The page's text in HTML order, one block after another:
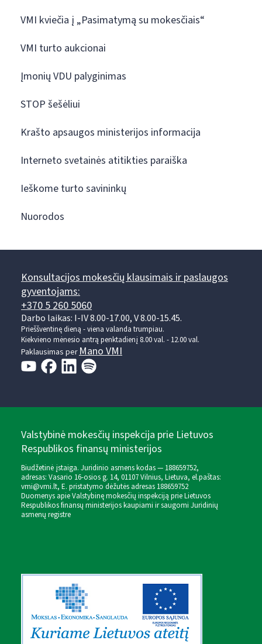
VMI kviečia į „Pasimatymą su mokesčiais“
VMI turto aukcionai
Įmonių VDU palyginimas
STOP šešėliui
Krašto apsaugos ministerijos informacija
Interneto svetainės atitikties paraiška
Ieškome turto savininkų
Nuorodos
Konsultacijos mokesčių klausimais ir paslaugos
gyventojams:
+370 5 260 5060
Darbo laikas: I-IV 8.00-17.00, V 8.00-15.45.
Prieššventinę dieną - viena valanda trumpiau.
Kiekvieno mėnesio antrą penktadienį 8.00 val. - 12.00 val.
Paklausimas per Mano VMI
Valstybinė mokesčių inspekcija prie Lietuvos
Respublikos finansų ministerijos
Biudžetinė įstaiga. Juridinio asmens kodas — 188659752,
adresas: Vasario 16-osios g. 14, 01107 Vilnius, Lietuva, el.paštas:
vmi@vmi.lt, E. pristatymo dėžutės adresas 188659752
Duomenys apie Valstybinę mokesčių inspekciją prie Lietuvos
Respublikos finansų ministerijos kaupiami ir saugomi Juridinių
asmenų registre